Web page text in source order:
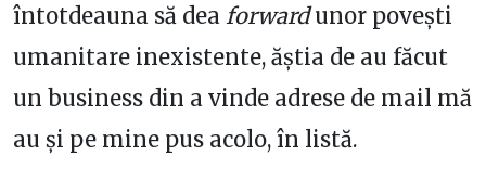
întotdeauna să dea forwardunor povești
umanitare inexistente, ăștia de au făcut
un business din a vinde adrese de mail mă
au și pe mine pus acolo, în listă.